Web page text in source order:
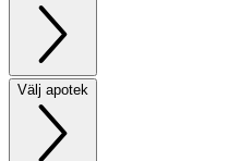
Välj apotek